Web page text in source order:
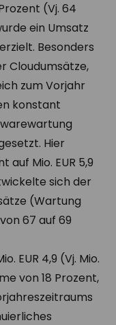
(Vj. 64
ein Umsatz
erzielt. Besonders
Cloudumsätze,
zum Vorjahr
konstant
Hier
auf Mio. EUR 5,9
sich der
(Wartung
67 auf 69
EUR 4,9 (Vj. Mio.
von 18 Prozent,